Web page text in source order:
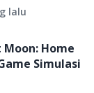
lalu
Home
Simulasi